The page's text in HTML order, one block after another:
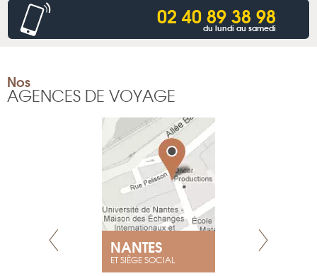
02 40 89 38 98
du lundi au samedi
Nos
AGENCES DE VOYAGE
NANTES
ET SIÈGE SOCIAL